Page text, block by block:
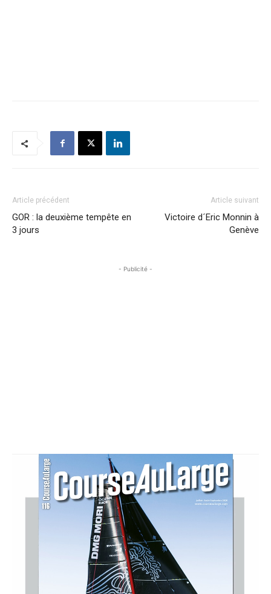
Article précédent
GOR : la deuxième tempête en
3 jours
Article suivant
Victoire d´Eric Monnin à
Genève
- Publicité -